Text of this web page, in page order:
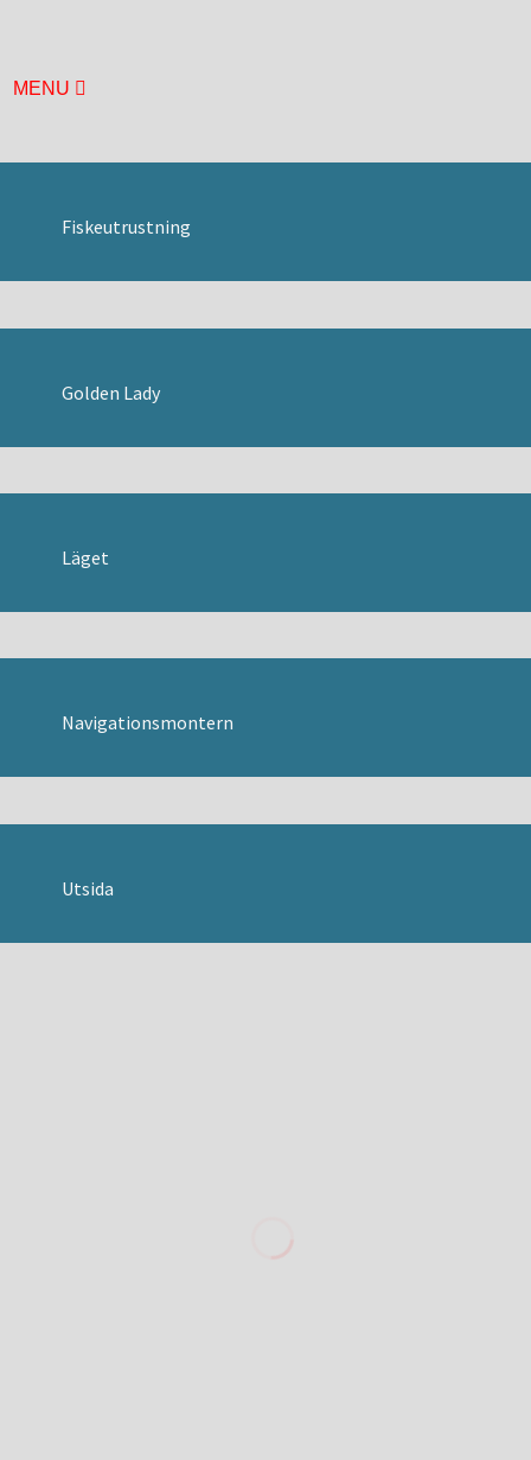
MENU
MUSEIFÖRENINGEN
BÅTHALLEN
LÄGET
KONTAKT
SVENSKA
Engelska
Fiskeutrustning
Golden Lady
Läget
Navigationsmontern
Utsida